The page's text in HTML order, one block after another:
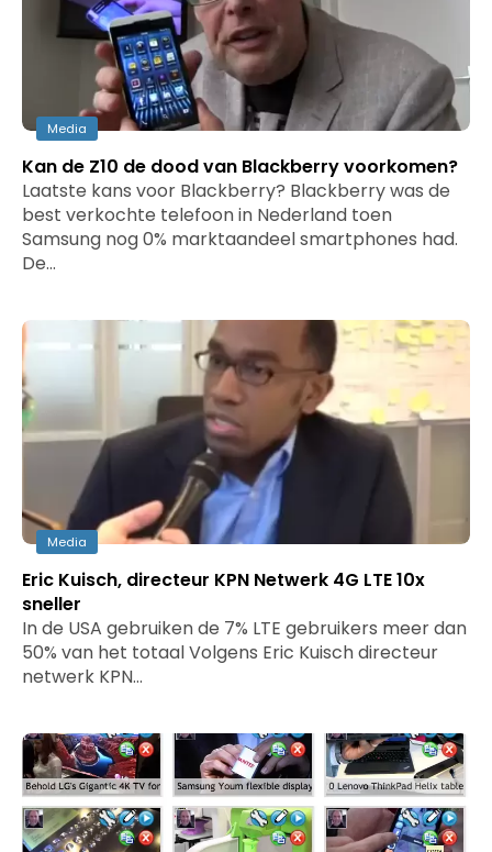
Media
Kan de Z10 de dood van Blackberry voorkomen?
Laatste kans voor Blackberry? Blackberry was de
best verkochte telefoon in Nederland toen
Samsung nog 0% marktaandeel smartphones had.
De…
Media
Eric Kuisch, directeur KPN Netwerk 4G LTE 10x
sneller
In de USA gebruiken de 7% LTE gebruikers meer dan
50% van het totaal Volgens Eric Kuisch directeur
netwerk KPN…